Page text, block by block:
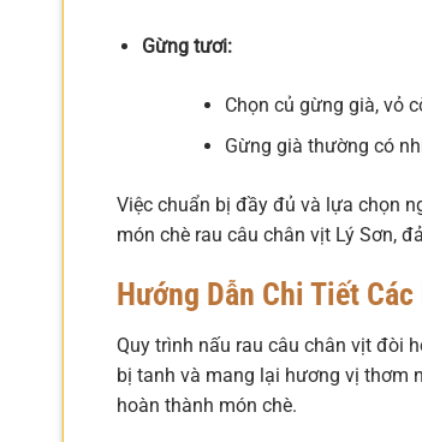
Gừng tươi:
Chọn củ gừng già, vỏ
Gừng già thường có
Việc chuẩn bị đầy đủ và lựa chọn
món chè rau câu chân vịt Lý Sơn,
Hướng Dẫn Chi Tiết
Quy trình nấu rau câu chân vịt đòi
bị tanh và mang lại hương vị thơm
hoàn thành món chè.